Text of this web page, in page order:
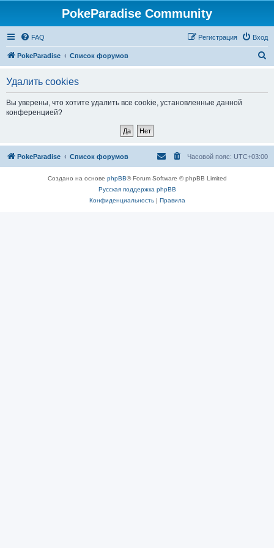
PokeParadise Community
FAQ Вход
Регистрация
PokeParadise Список форумов
Удалить cookies
Вы уверены, что хотите удалить все cookie, установленные данной
конференцией?
PokeParadise Список форумов Часовой пояс: UTC+03:00
Создано на основе phpBB® Forum Software © phpBB Limited
Русская поддержка phpBB
Конфиденциальность| Правила